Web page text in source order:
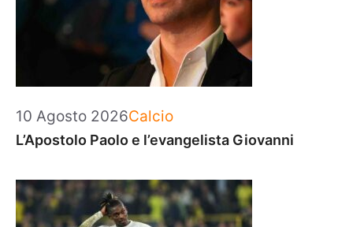
10 Agosto 2026Categorie
Calcio
L’Apostolo Paolo e l’evangelista Giovanni